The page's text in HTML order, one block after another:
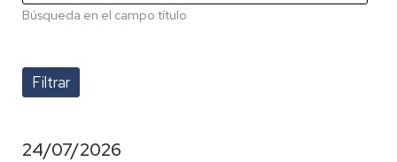
Búsqueda en el campo título
24/07/2026